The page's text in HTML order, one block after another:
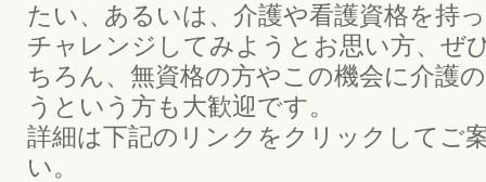
たい、あるいは、介護や看護資格を持
チャレンジしてみようとお思い方、ぜ
ちろん、無資格の方やこの機会に介護
うという方も大歓迎です。
詳細は下記のリンクをクリックしてご
い。